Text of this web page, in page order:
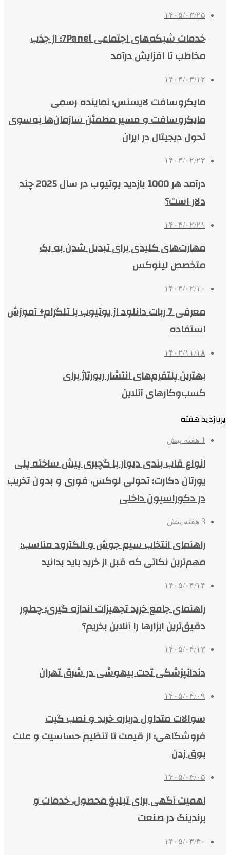
۱۴۰۵/۰۳/۲۵
خدمات شبکه‌های اجتماعی 7Panel؛ از جذب
مخاطب تا افزایش درآمد
۱۴۰۴/۰۳/۱۲
مایکروسافت لایسنس؛ نماینده رسمی
مایکروسافت و مسیر مطمئن سازمان‌ها به‌سوی
تحول دیجیتال در ایران
۱۴۰۴/۰۲/۲۲
درآمد هر 1000 بازدید یوتیوب در سال 2025 چند
دلار است؟
۱۴۰۴/۰۲/۲۱
مهارت‌های کلیدی برای تبدیل شدن به یک
متخصص لینوکس
۱۴۰۴/۰۲/۱۰
معرفی 7 ربات دانلود از یوتیوب با تلگرام+ آموزش
استفاده
۱۴۰۲/۱۱/۱۸
بهترین پلتفرم‌های انتشار رپورتاژ برای
کسب‌وکارهای آنلاین
پربازدید هفته
1 هفته پیش
انواع قاب بندی دیوار با گچبری پیش ساخته پلی
یورتان دکارت؛ تحولی لوکس، فوری و بدون تخریب
در دکوراسیون داخلی
3 هفته پیش
راهنمای انتخاب سیم جوش و الکترود مناسب؛
مهم‌ترین نکاتی که قبل از خرید باید بدانید
۱۴۰۵/۰۴/۱۴
راهنمای جامع خرید تجهیزات اندازه گیری؛ چطور
دقیق‌ترین ابزارها را آنلاین بخریم؟
۱۴۰۵/۰۴/۱۳
دندانپزشکی تحت بیهوشی در شرق تهران
۱۴۰۵/۰۴/۰۹
سوالات متداول درباره خرید و نصب گیت
فروشگاهی؛ از قیمت تا تنظیم حساسیت و علت
بوق زدن
۱۴۰۵/۰۴/۰۵
اهمیت آگهی برای تبلیغ محصول، خدمات و
برندینگ در صنعت
۱۴۰۵/۰۳/۳۰